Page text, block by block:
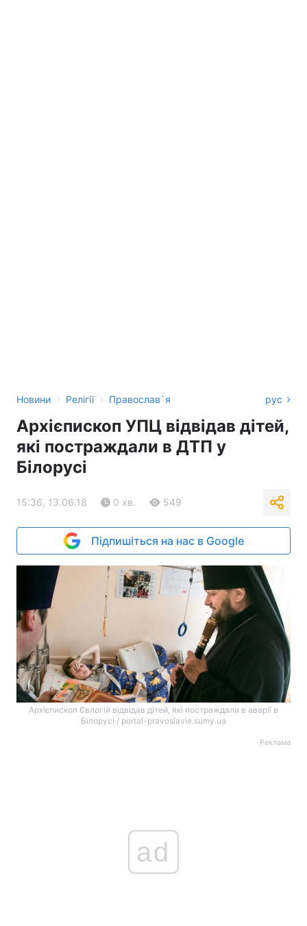
Новини › Релігії › Православ`я рус
Архієпископ УПЦ відвідав дітей,
які постраждали в ДТП у
Білорусі
15:36, 13.06.18 0 хв. 549
Підпишіться на нас в Google
Архієпископ Євлогій відвідав дітей, які постраждали в аварії в
Білорусі / portal-pravoslavie.sumy.ua
Реклама
ad